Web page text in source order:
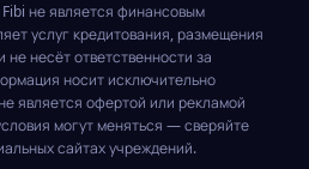
Fibi не является финансовым
услуг кредитования, размещения
не несёт ответственности за
носит исключительно
является офертой или рекламой
могут меняться — сверяйте
сайтах учреждений.